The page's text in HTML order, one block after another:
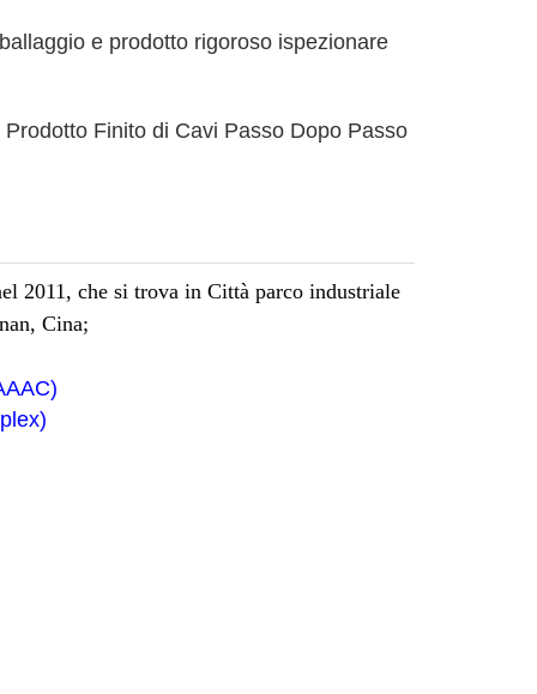
e prodotto rigoroso ispezionare
Finito di Cavi Passo Dopo Passo
2011, che si trova in Città parco industriale
Cina;